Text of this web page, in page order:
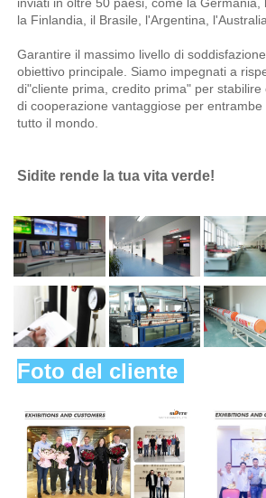
la Finlandia, il Brasile, l'Argentina,
Garantire il massimo livello di
obiettivo principale. Siamo impegnati a
di"cliente prima, credito prima" per
di cooperazione vantaggiose per
tutto il mondo.
Sidite rende la tua vita verde!
Foto del cliente